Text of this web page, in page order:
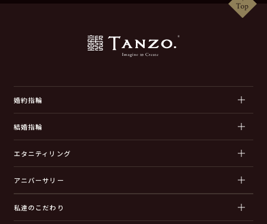
婚約指輪
結婚指輪
エタニティリング
アニバーサリー
私達のこだわり